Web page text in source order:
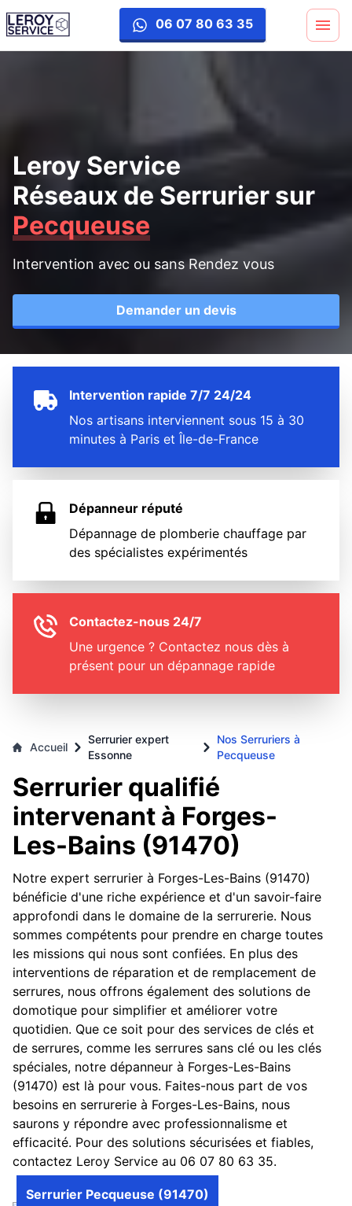
06 07 80 63 35
Leroy Service
Réseaux de Serrurier sur
Pecqueuse
Intervention avec ou sans Rendez vous
Demander un devis
Intervention rapide 7/7 24/24
Nos artisans interviennent sous 15 à 30
minutes à Paris et Île-de-France
Dépanneur réputé
Dépannage de plomberie chauffage par
des spécialistes expérimentés
Contactez-nous 24/7
Une urgence ? Contactez nous dès à
présent pour un dépannage rapide
Accueil
Serrurier expert
Essonne
Nos Serruriers à
Pecqueuse
Serrurier qualifié
intervenant à Forges-
Les-Bains (91470)
Notre expert serrurier à Forges-Les-Bains (91470)
bénéficie d'une riche expérience et d'un savoir-faire
approfondi dans le domaine de la serrurerie. Nous
sommes compétents pour prendre en charge toutes
les missions qui nous sont confiées. En plus des
interventions de réparation et de remplacement de
serrures, nous offrons également des solutions de
domotique pour simplifier et améliorer votre
quotidien. Que ce soit pour des services de clés et
de serrures, comme les serrures sans clé ou les clés
spéciales, notre dépanneur à Forges-Les-Bains
(91470) est là pour vous. Faites-nous part de vos
besoins en serrurerie à Forges-Les-Bains, nous
saurons y répondre avec professionnalisme et
efficacité. Pour des solutions sécurisées et fiables,
contactez Leroy Service au 06 07 80 63 35.
Serrurier Pecqueuse (91470)